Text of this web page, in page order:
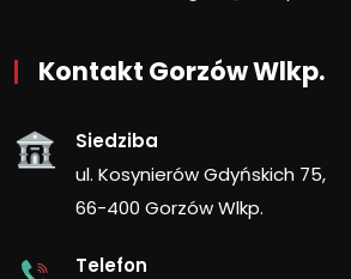
Kontakt Gorzów Wlkp.
Siedziba
ul. Kosynierów Gdyńskich 75,
66-400 Gorzów Wlkp.
Telefon